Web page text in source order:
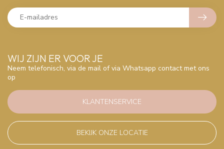
WIJ ZIJN ER VOOR JE
Neem telefonisch, via de mail of via Whatsapp contact met ons
op
KLANTENSERVICE
BEKIJK ONZE LOCATIE